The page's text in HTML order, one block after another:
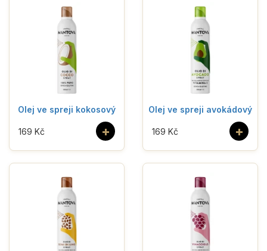
Olej ve spreji kokosový
+
169 Kč
Olej ve spreji avokádový
+
169 Kč